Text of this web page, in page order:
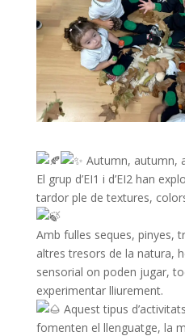
Autumn, autumn,
El grup d’EI1 i d’EI2 han
tardor ple de textures,
Amb fulles seques, pinyes,
altres tresors de la natura,
sensorial on poden jugar,
experimentar lliurement.
Aquest tipus
fomenten el llenguatge, la